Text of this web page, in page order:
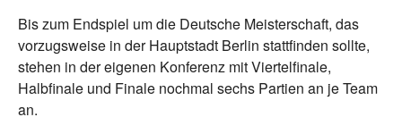
Bis zum Endspiel um die Deutsche Meisterschaft, das
vorzugsweise in der Hauptstadt Berlin stattfinden sollte,
stehen in der eigenen Konferenz mit Viertelfinale,
Halbfinale und Finale nochmal sechs Partien an je Team
an.